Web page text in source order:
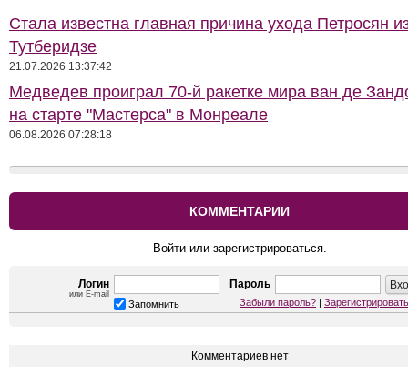
Стала известна главная причина ухода Петросян
Тутберидзе
21.07.2026 13:37:42
Медведев проиграл 70-й ракетке мира ван де
на старте "Мастерса" в Монреале
06.08.2026 07:28:18
КОММЕНТАРИИ
Войти или зарегистрироваться.
Логин
или E-mail
Пароль
Запомнить Забыли пароль? |
Комментариев нет